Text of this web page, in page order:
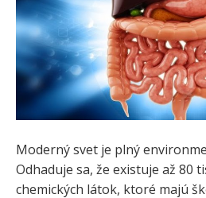
Moderný svet je plný
Odhaduje sa, že existuje až 80
chemických látok, ktoré majú